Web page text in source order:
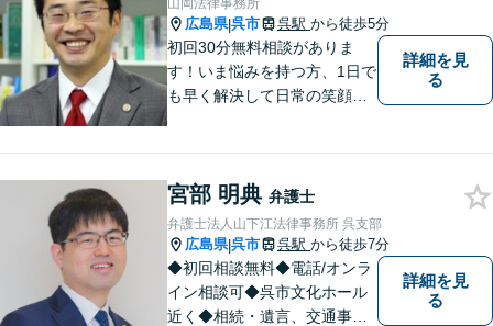
山岡法律事務所
広島県|呉市 呉駅 から徒歩5分
初回30分無料相談がありま
す！いま悩みを持つ方、1日で
も早く解決して日常の笑顔を
個人様・法人様の問題に幅広
く対応しています。
詳細を見
る
宮部 明典 弁護士
弁護士法人山下江法律事務所 呉支部
広島県|呉市 呉駅 から徒歩7分
◆初回相談無料◆電話/オンラ
イン相談可◆呉市文化ホール
近く◆相続・遺言、交通事
詳細を見
る